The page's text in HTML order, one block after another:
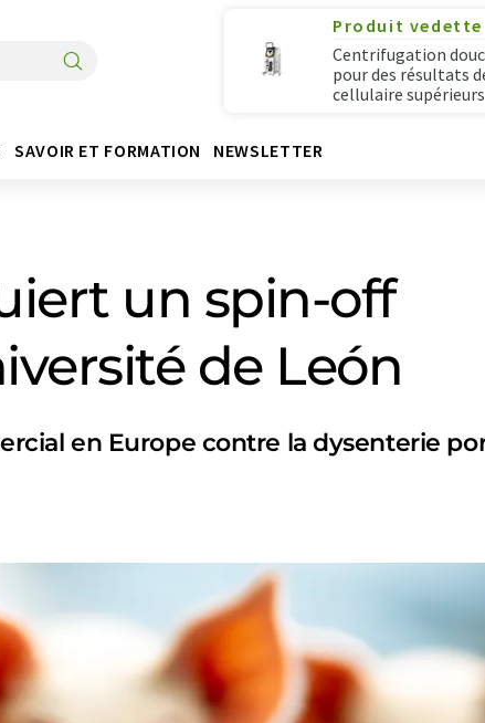
Produit vedette
Centrifugation
pour des résultats
cellulaire supérieurs
SAVOIR ET FORMATION NEWSLETTER
un spin-off
de León
en Europe contre la dysenterie